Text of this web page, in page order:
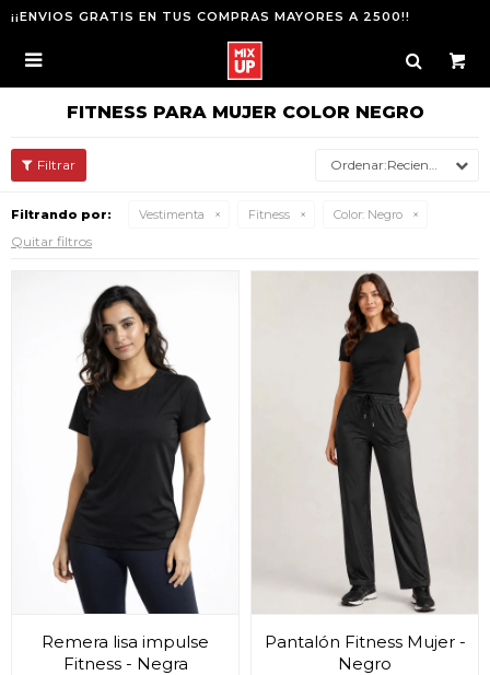
¡¡ENVIOS GRATIS EN TUS COMPRAS MAYORES A 2500!!

FITNESS PARA MUJER COLOR NEGRO
Recientes
Filtrando por: Vestimenta Fitness Color: Negro
Quitar filtros
Remera lisa impulse
Fitness - Negra
Pantalón Fitness Mujer -
Negro